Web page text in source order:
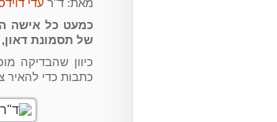
מאת: ד"ר עדי
כמעט כל אישה
של תסמונת
כיוון שהבדיקה
כתבות כדי להאיר